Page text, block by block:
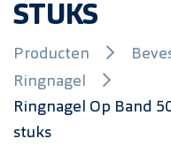
STUKS
Producten
Ringnagel
Ringnagel Op Band
stuks